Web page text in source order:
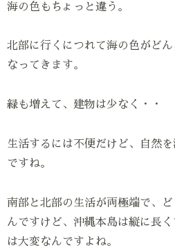
海の色もちょっと違う。
北部に行くにつれて海の色がど
なってきます。
緑も増えて、建物は少なく・・
生活するには不便だけど、自然
ですね。
南部と北部の生活が両極端で、
んですけど、沖縄本島は縦に長
は大変なんですよね。